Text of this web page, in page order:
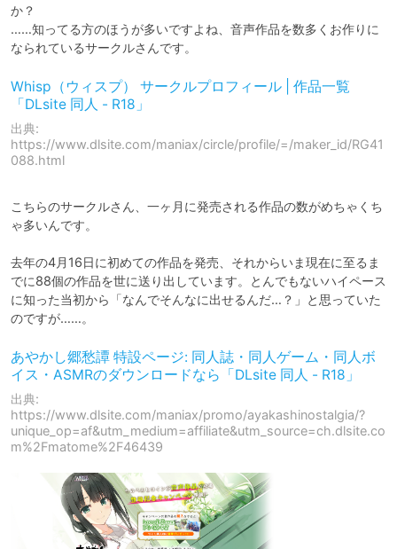
か？
……知ってる方のほうが多いですよね、音声作品を数多くお作りに
なられているサークルさんです。
Whisp（ウィスプ） サークルプロフィール | 作品一覧
「DLsite 同人 - R18」
出典:
https://www.dlsite.com/maniax/circle/profile/=/maker_id/RG41
088.html
こちらのサークルさん、一ヶ月に発売される作品の数がめちゃくち
ゃ多いんです。
去年の4月16日に初めての作品を発売、それからいま現在に至るま
でに88個の作品を世に送り出しています。とんでもないハイペース
に知った当初から「なんでそんなに出せるんだ…？」と思っていた
のですが……。
あやかし郷愁譚 特設ページ: 同人誌・同人ゲーム・同人ボ
イス・ASMRのダウンロードなら「DLsite 同人 - R18」
出典:
https://www.dlsite.com/maniax/promo/ayakashinostalgia/?
unique_op=af&utm_medium=affiliate&utm_source=ch.dlsite.co
m%2Fmatome%2F46439